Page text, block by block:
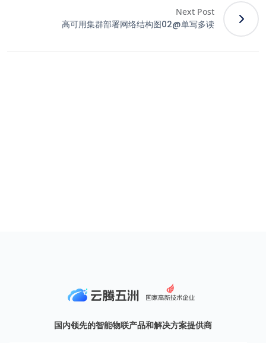
Next Post
高可用集群部署网络结构图02@单写多读
国内领先的智能物联产品和解决方案提供商